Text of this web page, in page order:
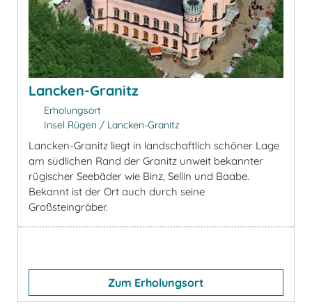
Lancken-Granitz
Erholungsort
Insel Rügen / Lancken-Granitz
Lancken-Granitz liegt in landschaftlich schöner Lage
am südlichen Rand der Granitz unweit bekannter
rügischer Seebäder wie Binz, Sellin und Baabe.
Bekannt ist der Ort auch durch seine
Großsteingräber.
Zum Erholungsort